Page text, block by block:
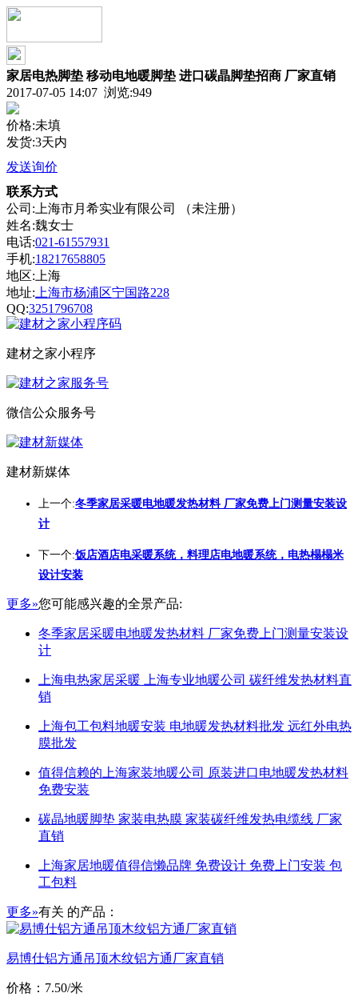
家居电热脚垫 移动电地暖脚垫 进口碳晶脚垫招商 厂家直销
2017-07-05 14:07 浏览:949
价格:未填
发货:3天内
发送询价
联系方式
公司:上海市月希实业有限公司 （未注册）
姓名:魏女士
电话:021-61557931
手机:18217658805
地区:上海
地址: 上海市杨浦区宁国路228
QQ:3251796708
建材之家小程序
微信公众服务号
建材新媒体
上一个:冬季家居采暖电地暖发热材料 厂家免费上门测量安装设
计
下一个:饭店酒店电采暖系统，料理店电地暖系统，电热榻榻米
设计安装
更多»您可能感兴趣的全景产品:
冬季家居采暖电地暖发热材料 厂家免费上门测量安装设
计
上海电热家居采暖 上海专业地暖公司 碳纤维发热材料直
销
上海包工包料地暖安装 电地暖发热材料批发 远红外电热
膜批发
值得信赖的上海家装地暖公司 原装进口电地暖发热材料
免费安装
碳晶地暖脚垫 家装电热膜 家装碳纤维发热电缆线 厂家
直销
上海家居地暖值得信懒品牌 免费设计 免费上门安装 包
工包料
更多»有关 的产品：
易博仕铝方通吊顶木纹铝方通厂家直销
价格：7.50/米